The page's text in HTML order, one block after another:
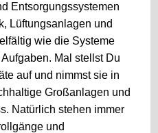
Entsorgungssystemen
Lüftungsanlagen und
wie die Systeme
Mal stellst Du
auf und nimmst sie in
Großanlagen und
Natürlich stehen immer
und